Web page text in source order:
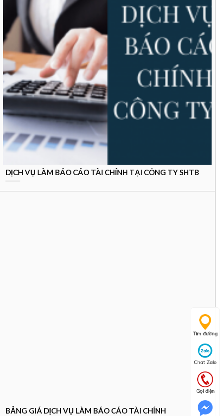
DỊCH VỤ LÀM BÁO CÁO TÀI CHÍNH TẠI CÔNG TY SHTB
BẢNG GIÁ DỊCH VỤ LÀM BÁO CÁO TÀI CHÍNH
Tìm đường
Chat Zalo
Gọi điện